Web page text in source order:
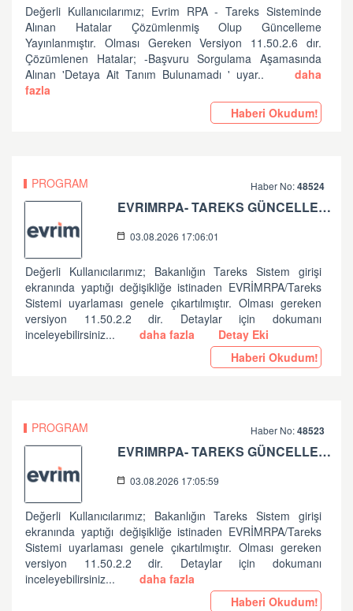
Değerli Kullanıcılarımız; Evrim RPA - Tareks Sisteminde
Alınan Hatalar Çözümlenmiş Olup Güncelleme
Yayınlanmıştır. Olması Gereken Versiyon 11.50.2.6 dır.
Çözümlenen Hatalar; -Başvuru Sorgulama Aşamasında
Alınan 'Detaya Ait Tanım Bulunamadı ' uyar..
daha
fazla
Haberi Okudum!
PROGRAM Haber No:48524
EVRIMRPA- TAREKS GÜNCELLEMESI HAKKINDA (V: 11.50.2.2)
03.08.2026 17:06:01
Değerli Kullanıcılarımız; Bakanlığın Tareks Sistem girişi
ekranında yaptığı değişikliğe istinaden EVRİMRPA/Tareks
Sistemi uyarlaması genele çıkartılmıştır. Olması gereken
versiyon 11.50.2.2 dir. Detaylar için dokumanı
inceleyebilirsiniz...
daha fazla
Detay Eki
Haberi Okudum!
PROGRAM Haber No:48523
EVRIMRPA- TAREKS GÜNCELLEMESI HAKKINDA
03.08.2026 17:05:59
Değerli Kullanıcılarımız; Bakanlığın Tareks Sistem girişi
ekranında yaptığı değişikliğe istinaden EVRİMRPA/Tareks
Sistemi uyarlaması genele çıkartılmıştır. Olması gereken
versiyon 11.50.2.2 dir. Detaylar için dokumanı
inceleyebilirsiniz...
daha fazla
Haberi Okudum!